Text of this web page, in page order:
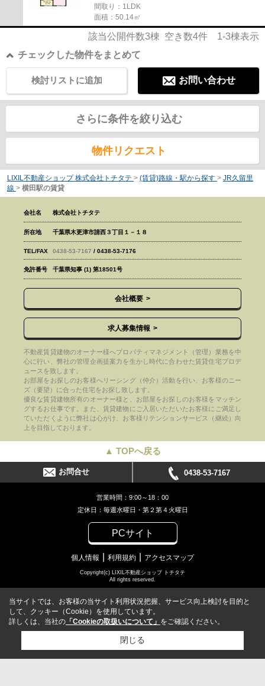
間取り：1LDK
面積：50.14㎡
該当公開件数3棟 空き数4件 1-3棟表示
チェックした物件をまとめて
お問い合わせ
検討リストに追加
さらに条件を絞り込む
物件リクエスト
LIXIL不動産ショップ 株式会社トチタテ > (賃貸)路線・駅から探す > JR久留里
線 > 横田駅の賃貸
会社名 株式会社トチタテ
所在地 千葉県木更津市請西３丁目１－１８
TEL/FAX 0438-53-7167 / 0438-53-7176
免許番号 千葉県知事 (1) 第18501号
会社概要
求人募集情報
不動産賃貸建物のオーナー様へプロパティマネジメント（管理）業務を中
心に行い、弊社の管理企画提案力を生かし時代に合わせた賃貸住宅プロデ
ュースを致します。
お部屋をお探しのお客様へリーシング（仲介）活動を行い、お客様のニー
ズ（要望）に合った住宅をお探し致します。
優良な賃貸建物所有のオーナー様と、お部屋をお探しのお客様をマッチン
グするお仕事です。また、賃貸建物にご入居いただいたお客様にご満足し
ていただくように弊社は心がけ、お客様リテンションサービス（継続）向
上を目指しております。
▲ TOPへ戻る
お問合せ 0438-53-7167
営業時間：9:00～18：00
定休日：毎週水曜日・第２第４火曜日
PCサイト
個人情報 利用規約 アクセスマップ
Copyright(c) LIXIL不動産ショップ トチタテ
All rights reserved.
当サイトでは、お客様の当サイト利用状況把握、サービス向上検討を目的と
して、クッキー（Cookie）を使用しています。
詳しくは、当社の 「Cookieの取扱いについて」 をご確認ください。
閉じる